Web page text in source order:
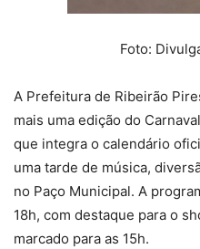
Foto:
A Prefeitura de Ribeirão
mais uma edição do
que integra o calendário
uma tarde de música,
no Paço Municipal. A
18h, com destaque para o
marcado para as 15h.